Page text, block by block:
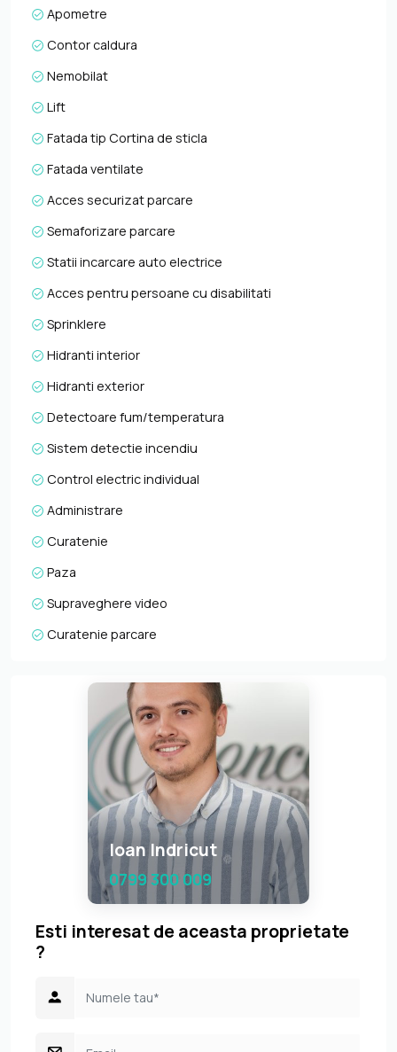
Apometre
Contor caldura
Nemobilat
Lift
Fatada tip Cortina de sticla
Fatada ventilate
Acces securizat parcare
Semaforizare parcare
Statii incarcare auto electrice
Acces pentru persoane cu disabilitati
Sprinklere
Hidranti interior
Hidranti exterior
Detectoare fum/temperatura
Sistem detectie incendiu
Control electric individual
Administrare
Curatenie
Paza
Supraveghere video
Curatenie parcare
Ioan Indricut
0799 300 009
Esti interesat de aceasta proprietate
?